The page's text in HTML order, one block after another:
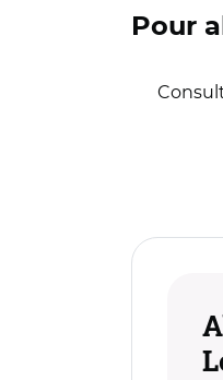
Pour